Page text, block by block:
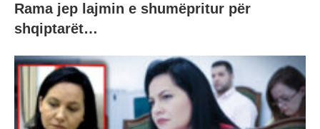
Rama jep lajmin e shumëpritur për
shqiptarët…